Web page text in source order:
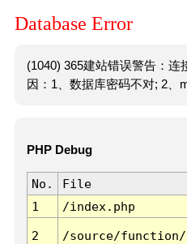
Database Error
(1040) 365建站错误警告：连
因：1、数据库密码不对; 2、
PHP Debug
No. File
1
/index.php
2 /source/function/